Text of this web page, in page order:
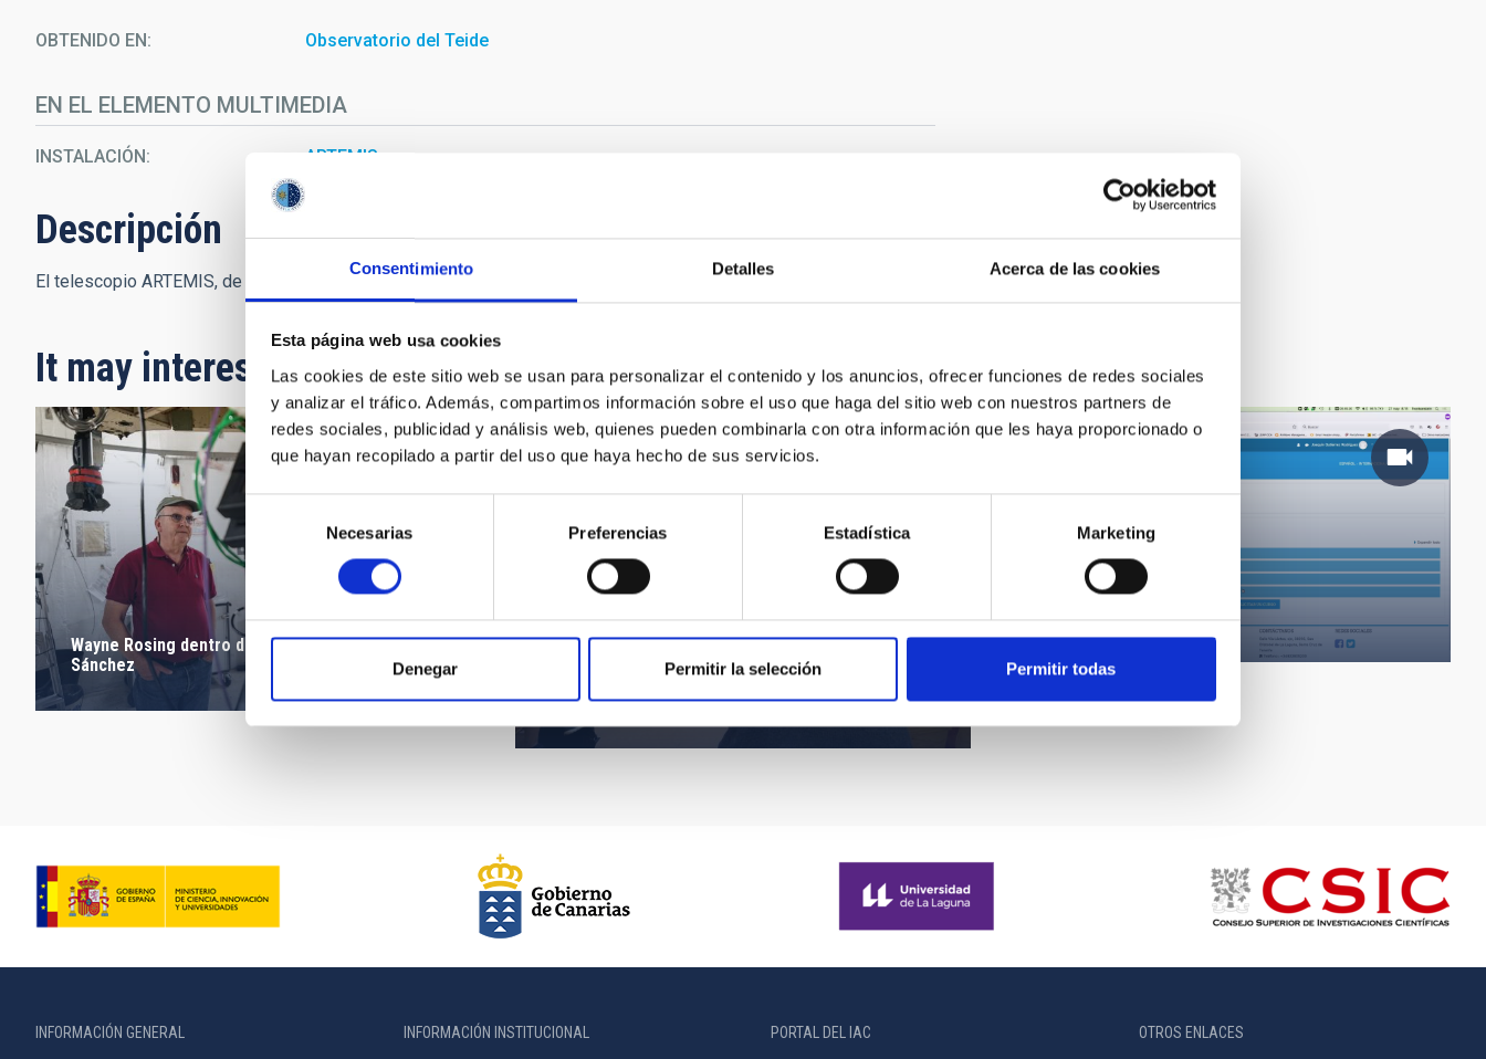
Consentimiento Detalles Acerca de las cookies
Esta página web usa cookies
Las cookies de este sitio web se usan para personalizar el contenido y los anuncios, ofrecer funciones de redes sociales
y analizar el tráfico. Además, compartimos información sobre el uso que haga del sitio web con nuestros partners de
redes sociales, publicidad y análisis web, quienes pueden combinarla con otra información que les haya proporcionado o
que hayan recopilado a partir del uso que haya hecho de sus servicios.
de
consentimiento
Necesarias Preferencias Estadística Marketing
Denegar Permitir la selección Permitir todas
OBTENIDO EN Observatorio del Teide
EN EL ELEMENTO MULTIMEDIA
INSTALACIÓN ARTEMIS
Descripción
El telescopio ARTEMIS, de la red SPECULOOS, en el Observatorio del Teide. Crédito: Daniel López /SPECULOOS.
It may interest you
Wayne Rosing dentro del telescopio Carlos
Sánchez
David Valls-Gabaud durante su intervención en el
Laguna
Solicitar curso moodle
INFORMACIÓN GENERAL INFORMACIÓN INSTITUCIONAL PORTAL DEL IAC OTROS ENLACES